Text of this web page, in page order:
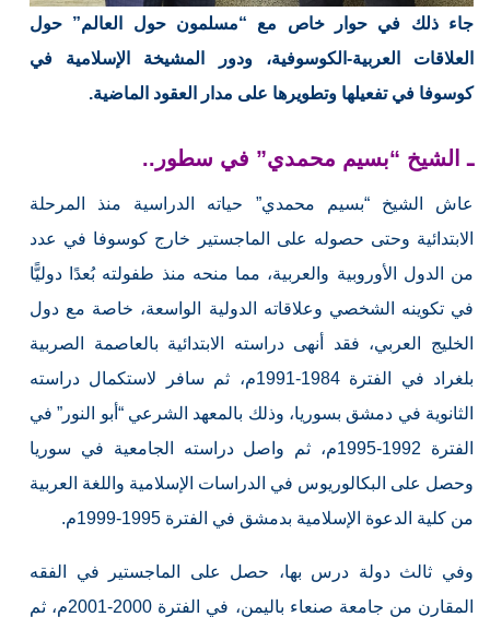
جاء ذلك في حوار خاص مع “مسلمون حول العالم” حول
العلاقات العربية-الكوسوفية، ودور المشيخة الإسلامية في
كوسوفا في تفعيلها وتطويرها على مدار العقود الماضية.
ـ الشيخ “بسيم محمدي” في سطور..
عاش الشيخ “بسيم محمدي” حياته الدراسية منذ المرحلة
الابتدائية وحتى حصوله على الماجستير خارج كوسوفا في عدد
من الدول الأوروبية والعربية، مما منحه منذ طفولته بُعدًا دوليًّا
في تكوينه الشخصي وعلاقاته الدولية الواسعة، خاصة مع دول
الخليج العربي، فقد أنهى دراسته الابتدائية بالعاصمة الصربية
بلغراد في الفترة 1984-1991م، ثم سافر لاستكمال دراسته
الثانوية في دمشق بسوريا، وذلك بالمعهد الشرعي “أبو النور” في
الفترة 1992-1995م، ثم واصل دراسته الجامعية في سوريا
وحصل على البكالوريوس في الدراسات الإسلامية واللغة العربية
من كلية الدعوة الإسلامية بدمشق في الفترة 1995-1999م.
وفي ثالث دولة درس بها، حصل على الماجستير في الفقه
المقارن من جامعة صنعاء باليمن، في الفترة 2000-2001م، ثم